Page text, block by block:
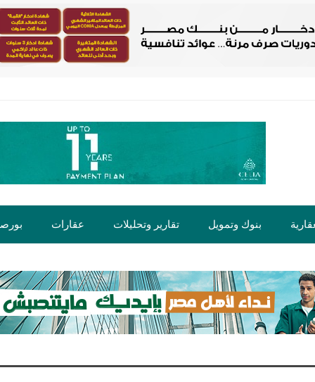
بنوك وتمويل تقارير وتحليلات عقارات